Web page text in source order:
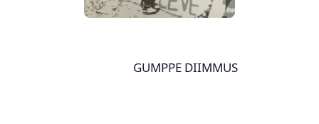
GUMPPE DIIMMUS